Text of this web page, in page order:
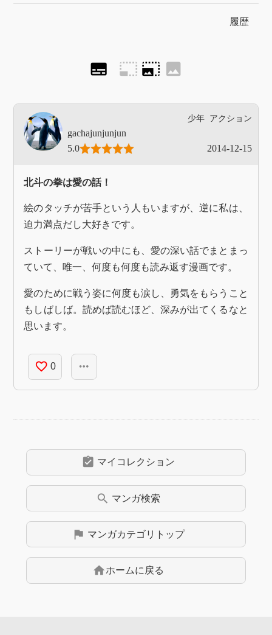
履歴
subtitles photo_size_select_small photo_size_select_large image
少年 アクション
gachajunjunjun
5.0
2014-12-15
北斗の拳は愛の話！
絵のタッチが苦手という人もいますが、逆に私は、
迫力満点だし大好きです。
ストーリーが戦いの中にも、愛の深い話でまとまっ
ていて、唯一、何度も何度も読み返す漫画です。
愛のために戦う姿に何度も涙し、勇気をもらうこと
もしばしば。読めば読むほど、深みが出てくるなと
思います。
favorite_border 0 more_horiz
assignment_turned_in マイコレクション
search マンガ検索
flag マンガカテゴリトップ
homeホームに戻る